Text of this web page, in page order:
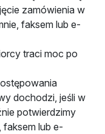
zamówienia w
faksem lub e-
traci moc po
dochodzi, jeśli w
potwierdzimy
faksem lub e-